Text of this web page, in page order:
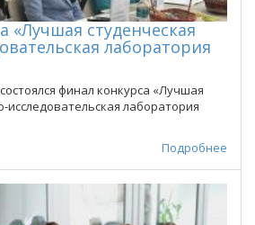
«Лучшая студенческая
лаборатория
финал конкурса «Лучшая
исследовательская лаборатория
Подробнее